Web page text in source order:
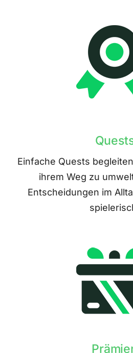
Einfache Quests
ihrem Weg zu
Entscheidungen im